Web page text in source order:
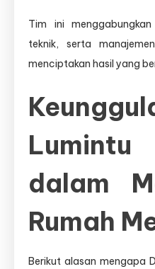
Tim ini
teknik, serta
menciptakan hasil yang
dalam
Rumah
Berikut alasan mengapa